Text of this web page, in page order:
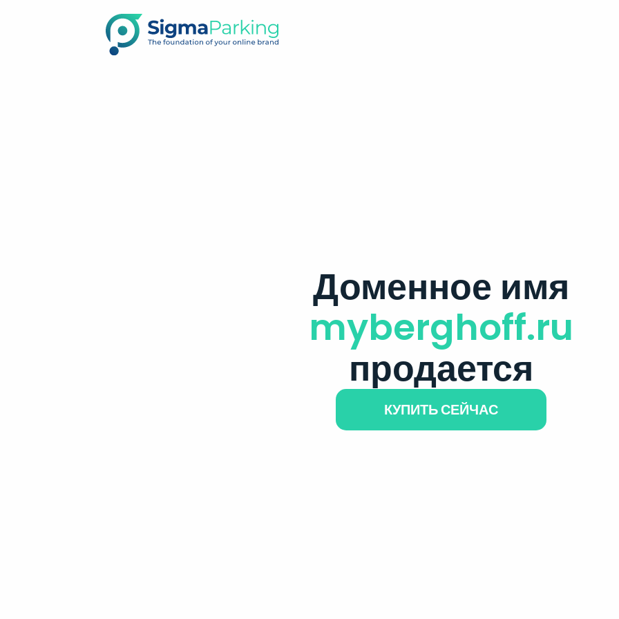
Доменное имя
myberghoff.ru
продается
КУПИТЬ СЕЙЧАС